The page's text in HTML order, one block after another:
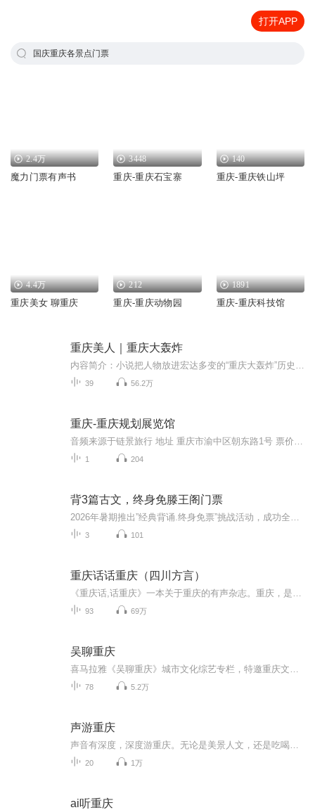
打开APP
国庆重庆各景点门票
2.4万
魔力门票有声书
3448
重庆-重庆石宝寨
140
重庆-重庆铁山坪
4.4万
重庆美女 聊重庆
212
重庆-重庆动物园
1891
重庆-重庆科技馆
重庆美人｜重庆大轰炸
39 56.2万
重庆-重庆规划展览馆
1 204
背3篇古文，终身免滕王阁门票
3 101
重庆话话重庆（四川方言）
93 69万
吴聊重庆
78 5.2万
声游重庆
20 1万
ai听重庆